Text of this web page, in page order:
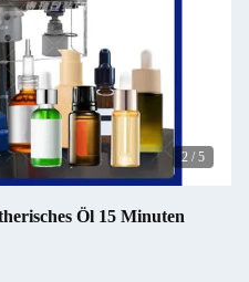
2 / 5
Öl 15 Minuten